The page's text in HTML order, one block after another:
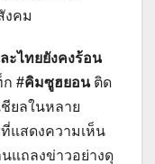
งคม
ะไทยยังคงร้อน
ก #คิมซูฮยอน ติด
ยลในหลาย
ที่แสดงความเห็น
แถลงข่าวอย่างดุ